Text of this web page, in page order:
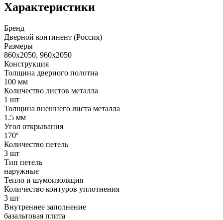
Характеристики
Бренд
Дверной континент (Россия)
Размеры
860x2050, 960x2050
Конструкция
Толщина дверного полотна
100 мм
Количество листов металла
1 шт
Толщина внешнего листа металла
1.5 мм
Угол открывания
170º
Количество петель
3 шт
Тип петель
наружные
Тепло и шумоизоляция
Количество контуров уплотнения
3 шт
Внутреннее заполнение
базальтовая плита